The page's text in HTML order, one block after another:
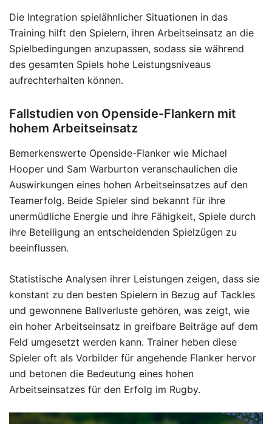
Die Integration spielähnlicher Situationen in das
Training hilft den Spielern, ihren Arbeitseinsatz an die
Spielbedingungen anzupassen, sodass sie während
des gesamten Spiels hohe Leistungsniveaus
aufrechterhalten können.
Fallstudien von Openside-Flankern mit
hohem Arbeitseinsatz
Bemerkenswerte Openside-Flanker wie Michael
Hooper und Sam Warburton veranschaulichen die
Auswirkungen eines hohen Arbeitseinsatzes auf den
Teamerfolg. Beide Spieler sind bekannt für ihre
unermüdliche Energie und ihre Fähigkeit, Spiele durch
ihre Beteiligung an entscheidenden Spielzügen zu
beeinflussen.
Statistische Analysen ihrer Leistungen zeigen, dass sie
konstant zu den besten Spielern in Bezug auf Tackles
und gewonnene Ballverluste gehören, was zeigt, wie
ein hoher Arbeitseinsatz in greifbare Beiträge auf dem
Feld umgesetzt werden kann. Trainer heben diese
Spieler oft als Vorbilder für angehende Flanker hervor
und betonen die Bedeutung eines hohen
Arbeitseinsatzes für den Erfolg im Rugby.